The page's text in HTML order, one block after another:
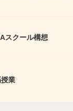
スクール構想
授業